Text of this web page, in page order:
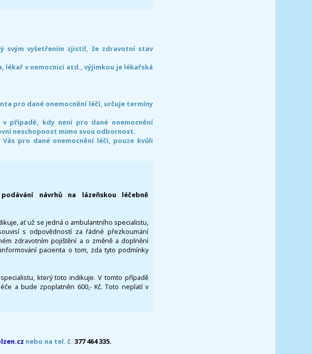
svým vyšetřením zjistil, že zdravotní stav
v nemocnici atd., výjimkou je lékařská
pro dané onemocnění léčí, určuje termíny
případě, kdy není pro dané onemocnění
neschopnost mimo svou odbornost.
pro dané onemocnění léčí, pouze kvůli
návrhů na lázeňskou léčebně
ať už se jedná o ambulantního specialistu,
s odpovědností za řádné přezkoumání
zdravotním pojištění a o změně a doplnění
pacienta o tom, zda tyto podmínky
který toto indikuje. V tomto případě
a bude zpoplatněn 600,- Kč. Toto neplatí v
nebo na tel. č. 377 464 335.